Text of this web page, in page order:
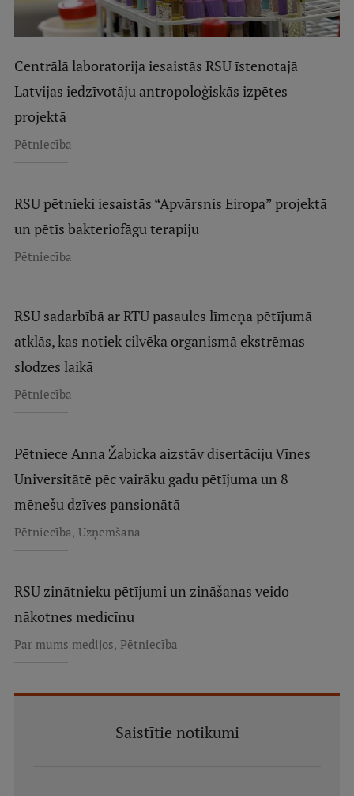
Centrālā laboratorija iesaistās RSU īstenotajā
Latvijas iedzīvotāju antropoloģiskās izpētes
projektā
Pētniecība
RSU pētnieki iesaistās “Apvārsnis Eiropa” projektā
un pētīs bakteriofāgu terapiju
Pētniecība
RSU sadarbībā ar RTU pasaules līmeņa pētījumā
atklās, kas notiek cilvēka organismā ekstrēmas
slodzes laikā
Pētniecība
Pētniece Anna Žabicka aizstāv disertāciju Vīnes
Universitātē pēc vairāku gadu pētījuma un 8
mēnešu dzīves pansionātā
Pētniecība, Uzņemšana
RSU zinātnieku pētījumi un zināšanas veido
nākotnes medicīnu
Par mums medijos, Pētniecība
Saistītie notikumi